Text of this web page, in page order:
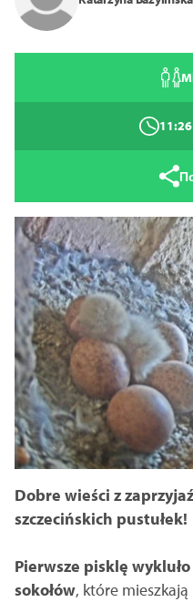
11:26
Dobre wieści z
szczecińskich pustułek!
Pierwsze pisklę
sokołów, które